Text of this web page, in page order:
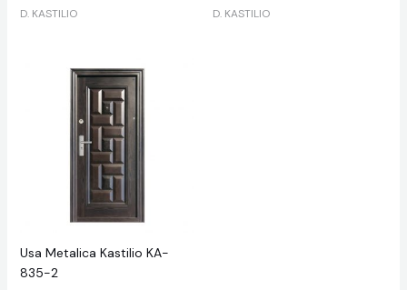
D. KASTILIO D. KASTILIO
Usa Metalica Kastilio KA-
835-2